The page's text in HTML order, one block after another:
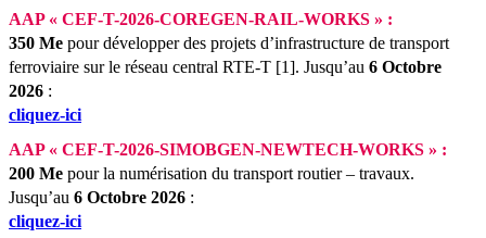
AAP « CEF-T-2026-COREGEN-RAIL-WORKS » :
350 Me pour développer des projets d’infrastructure de transport
ferroviaire sur le réseau central RTE-T [1]. Jusqu’au 6 Octobre
2026 :
cliquez-ici
AAP « CEF-T-2026-SIMOBGEN-NEWTECH-WORKS » :
200 Me pour la numérisation du transport routier – travaux.
Jusqu’au 6 Octobre 2026 :
cliquez-ici